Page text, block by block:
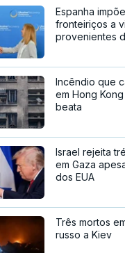
Espanha
fronteiriços a
provenientes
Incêndio que
em Hong
beata
Israel rejeita
em Gaza
dos EUA
Três mortos
russo a Kiev